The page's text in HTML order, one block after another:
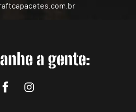
a gente: